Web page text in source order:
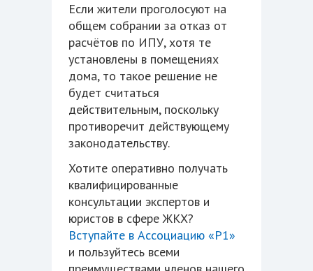
Если жители проголосуют на
общем собрании за отказ от
расчётов по ИПУ, хотя те
установлены в помещениях
дома, то такое решение не
будет считаться
действительным, поскольку
противоречит действующему
законодательству.
Хотите оперативно получать
квалифицированные
консультации экспертов и
юристов в сфере ЖКХ?
Вступайте в Ассоциацию «Р1»
и пользуйтесь всеми